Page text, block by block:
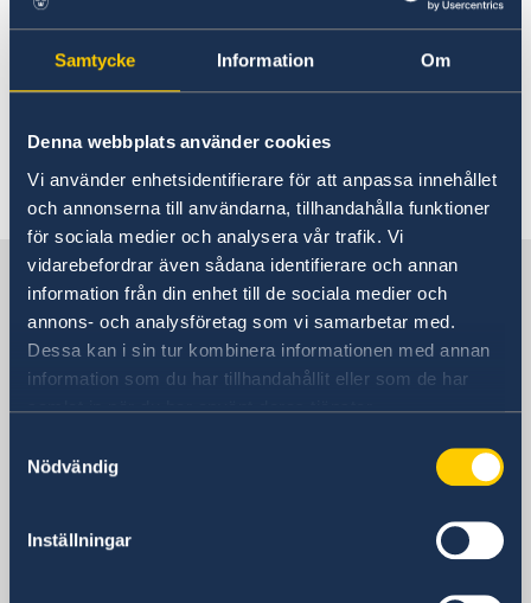
Samtycke Information Om
Denna webbplats använder cookies
Vi använder enhetsidentifierare för att anpassa innehållet
och annonserna till användarna, tillhandahålla funktioner
för sociala medier och analysera vår trafik. Vi
vidarebefordrar även sådana identifierare och annan
information från din enhet till de sociala medier och
annons- och analysföretag som vi samarbetar med.
Dessa kan i sin tur kombinera informationen med annan
information som du har tillhandahållit eller som de har
samlat in när du har använt deras tjänster.
Nödvändig
Inställningar
passkontroll.
För vidare information;
Skärpt kontroll av pass - Migrationsverket
Senast uppdaterad 22 jan. 2024, 15.35
Sverige i Nordmakedonien,
Skopje
Sveriges ambassad i Skopje
8ma Udarna Brigada No.2
Postadress
Embassy of Sweden